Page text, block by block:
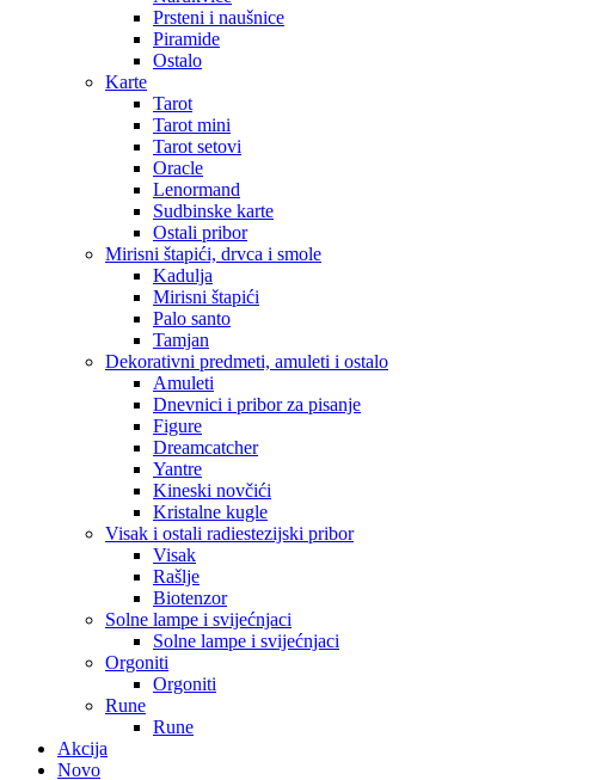
Prsteni i naušnice
Piramide
Ostalo
Karte
Tarot
Tarot mini
Tarot setovi
Oracle
Lenormand
Sudbinske karte
Ostali pribor
Mirisni štapići, drvca i smole
Kadulja
Mirisni štapići
Palo santo
Tamjan
Dekorativni predmeti, amuleti i ostalo
Amuleti
Dnevnici i pribor za pisanje
Figure
Dreamcatcher
Yantre
Kineski novčići
Kristalne kugle
Visak i ostali radiestezijski pribor
Visak
Rašlje
Biotenzor
Solne lampe i svijećnjaci
Solne lampe i svijećnjaci
Orgoniti
Orgoniti
Rune
Rune
Akcija
Novo